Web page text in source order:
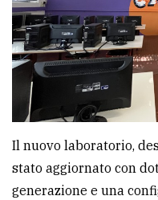
PRIVACY
Privacy
policy
Cookie
policy
Il nuovo laboratorio,
stato aggiornato con
generazione e una